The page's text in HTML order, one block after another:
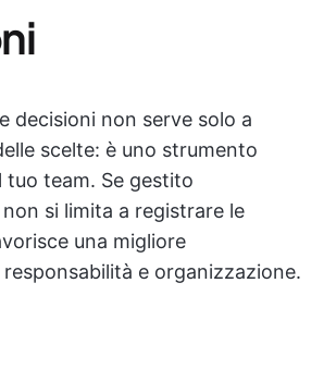
decisioni non serve solo a
scelte: è uno strumento
team. Se gestito
si limita a registrare le
una migliore
e organizzazione.